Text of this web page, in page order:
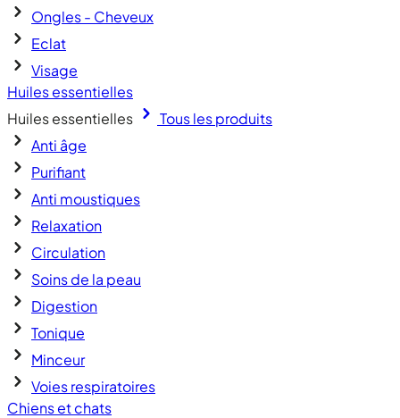
Ongles - Cheveux
Eclat
Visage
Huiles essentielles
Huiles essentielles
Tous les produits
Anti âge
Purifiant
Anti moustiques
Relaxation
Circulation
Soins de la peau
Digestion
Tonique
Minceur
Voies respiratoires
Chiens et chats